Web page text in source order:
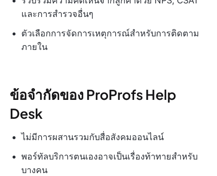
และการสำรวจอื่นๆ
ตัวเลือกการจัดการเหตุการณ์สำหรับการติดตาม
ภายใน
ข้อจำกัดของ ProProfs Help
Desk
ไม่มีการผสานรวมกับสื่อสังคมออนไลน์
พอร์ทัลบริการตนเองอาจเป็นเรื่องท้าทายสำหรับ
บางคน